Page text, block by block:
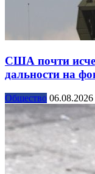
США почти
дальности на
Общество 06.08.2026